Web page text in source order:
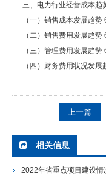
三、电力行业经营成本趋
（一）销售成本发展趋势
（二）销售费用发展趋势
（三）管理费用发展趋势
（四）财务费用状况发展
上一篇
相关信息
2022年省重点项目建设情